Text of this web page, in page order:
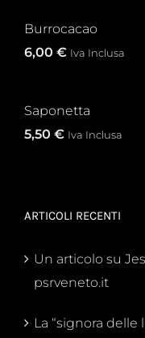
Burrocacao
6,00 € Iva Inclusa
Saponetta
5,50 € Iva Inclusa
ARTICOLI RECENTI
Un articolo su
psrveneto.it
La “signora